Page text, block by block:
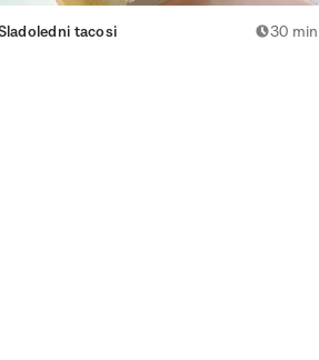
tacosi 30 min